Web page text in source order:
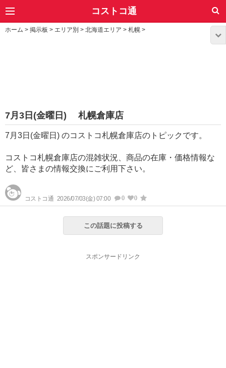
コストコ通
ホーム > 掲示板 > エリア別 > 北海道エリア > 札幌 >
7月3日(金曜日) 札幌倉庫店
7月3日(金曜日) のコストコ札幌倉庫店のトピックです。
コストコ札幌倉庫店の混雑状況、商品の在庫・価格情報な
ど、皆さまの情報交換にご利用下さい。
コストコ通 2026/07/03(金) 07:00 0 0
この話題に投稿する
スポンサードリンク